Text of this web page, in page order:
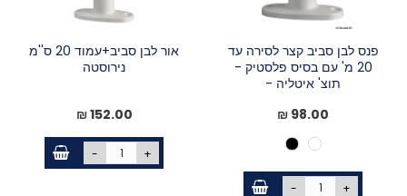
פנס לבן סביב קצר לסירה עד
20 מ' עם בסיס פלסטיק -
תוצ' איטליה -
98.00 ₪
- +
אור לבן סביב+עמוד 20 ס''מ
נירוסטה
152.00 ₪
- +